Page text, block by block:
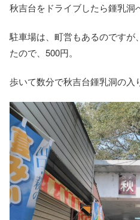
秋吉台をドライブしたら鍾乳洞
駐車場は、町営もあるのです
たので、500円。
歩いて数分で秋吉台鍾乳洞の入